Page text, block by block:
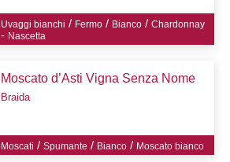
Uvaggi bianchi / Fermo / Bianco /Chardonnay
- Nascetta
Moscato d’Asti Vigna Senza Nome
Braida
Moscati /Spumante / Bianco / Moscato bianco